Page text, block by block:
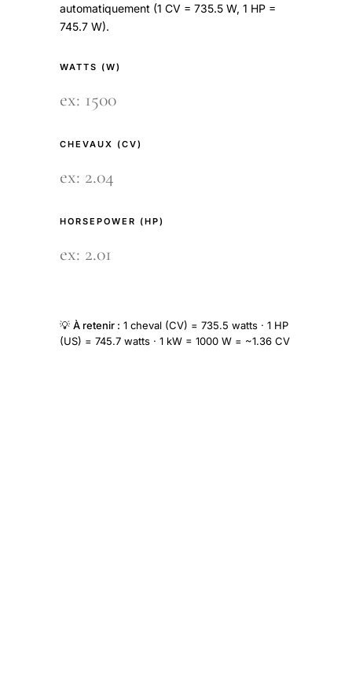
automatiquement (1 CV = 735.5 W, 1 HP =
745.7 W).
WATTS (W)
CHEVAUX (CV)
HORSEPOWER (HP)
💡 À retenir : 1 cheval (CV) = 735.5 watts · 1 HP
(US) = 745.7 watts · 1 kW = 1000 W = ~1.36 CV